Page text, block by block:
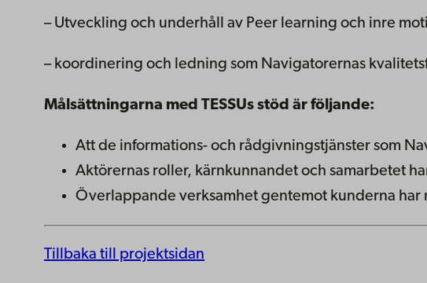
– Utveckling och underhåll av Peer learning och inre
– koordinering och ledning som Navigatorernas
Målsättningarna med TESSUs stöd är följande:
Att de informations- och rådgivningstjänster som
Aktörernas roller, kärnkunnandet och samarbetet
Överlappande verksamhet gentemot kunderna
Tillbaka till projektsidan